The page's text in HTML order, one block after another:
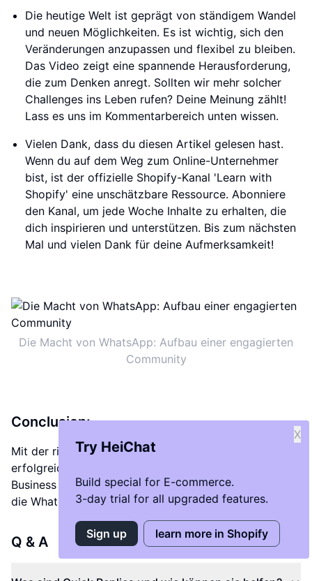
Die heutige Welt ist geprägt von ständigem Wandel
und neuen Möglichkeiten. Es ist wichtig, sich den
Veränderungen anzupassen und flexibel zu bleiben.
Das Video zeigt eine spannende Herausforderung,
die zum Denken anregt. Sollten wir mehr solcher
Challenges ins Leben rufen? Deine Meinung zählt!
Lass es uns im Kommentarbereich unten wissen.
Vielen Dank, dass du diesen Artikel gelesen hast.
Wenn du auf dem Weg zum Online-Unternehmer
bist, ist der offizielle Shopify-Kanal 'Learn with
Shopify' eine unschätzbare Ressource. Abonniere
den Kanal, um jede Woche Inhalte zu erhalten, die
dich inspirieren und unterstützen. Bis zum nächsten
Mal und vielen Dank für deine Aufmerksamkeit!
Die Macht von WhatsApp: Aufbau einer engagierten
Community
Conclusion:
Mit der richtigen Strategie und Kreativität können Sie
erfolgreich mit WhatsApp Geld verdienen und Ihr
Business voranbringen. Nutzen Sie die Möglichkeiten,
die WhatsApp bietet, und erreichen Sie Ihre Ziele.
Q & A
Try HeiChat
Build special for E-commerce.
3-day trial for all upgraded features.
X
Sign up learn more in Shopify